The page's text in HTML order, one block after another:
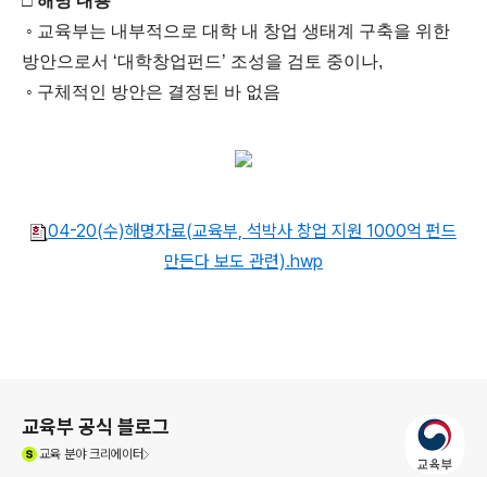
◦ 교육부는 내부적으로 대학 내 창업 생태계 구축을 위한
방안으로서 ‘대학창업펀드’ 조성을 검토 중이나,
◦ 구체적인 방안은 결정된 바 없음
04-20(수)해명자료(교육부, 석박사 창업 지원 1000억 펀드
만든다 보도 관련).hwp
교육부 공식 블로그
교육분야 크리에이터